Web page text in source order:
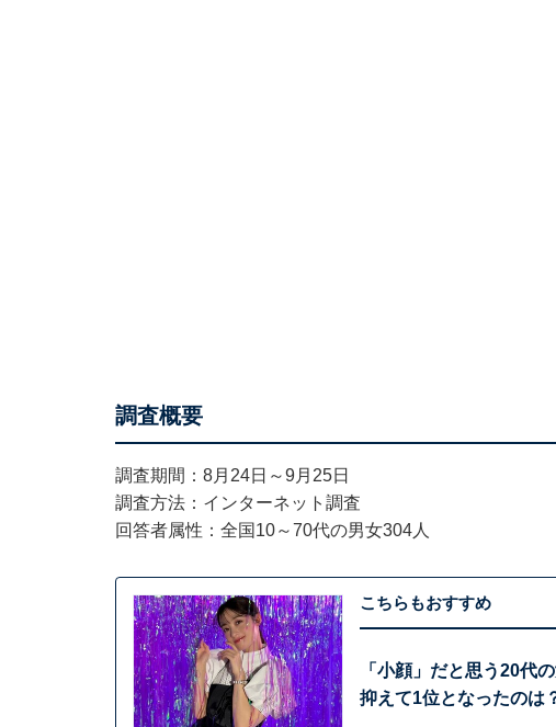
調査概要
調査期間：8月24日～9月25日
調査方法：インターネット調査
回答者属性：全国10～70代の男女304人
こちらもおすすめ
「小顔」だと思う20代
抑えて1位となったのは